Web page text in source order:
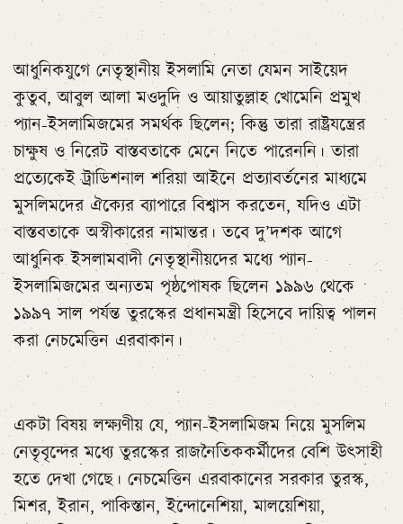
আধুনিকযুগে নেতৃস্থানীয় ইসলামি নেতা যেমন সাইয়েদ
কুতুব, আবুল আলা মওদুদি ও আয়াতুল্লাহ খোমেনি প্রমুখ
প্যান-ইসলামিজমের সমর্থক ছিলেন; কিন্তু তারা রাষ্ট্রযন্ত্রের
চাক্ষুষ ও নিরেট বাস্তবতাকে মেনে নিতে পারেননি। তারা
প্রত্যেকেই ট্রাডিশনাল শরিয়া আইনে প্রত্যাবর্তনের মাধ্যমে
মুসলিমদের ঐক্যের ব্যাপারে বিশ্বাস করতেন, যদিও এটা
বাস্তবতাকে অস্বীকারের নামান্তর। তবে দু’দশক আগে
আধুনিক ইসলামবাদী নেতৃস্থানীয়দের মধ্যে প্যান-
ইসলামিজমের অন্যতম পৃষ্ঠপোষক ছিলেন ১৯৯৬ থেকে
১৯৯৭ সাল পর্যন্ত তুরস্কের প্রধানমন্ত্রী হিসেবে দায়িত্ব পালন
করা নেচমেত্তিন এরবাকান।
একটা বিষয় লক্ষ্যণীয় যে, প্যান-ইসলামিজম নিয়ে মুসলিম
নেতৃবৃন্দের মধ্যে তুরস্কের রাজনৈতিককর্মীদের বেশি উৎসাহী
হতে দেখা গেছে। নেচমেত্তিন এরবাকানের সরকার তুরস্ক,
মিশর, ইরান, পাকিস্তান, ইন্দোনেশিয়া, মালয়েশিয়া,